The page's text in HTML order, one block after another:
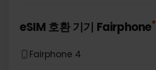
eSIM 호환 기기 Fairphone*
Fairphone 4